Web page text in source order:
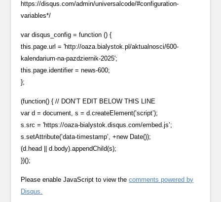
https://disqus.com/admin/universalcode/#configuration-
variables*/
var disqus_config = function () {
this.page.url = 'http://oaza.bialystok.pl/aktualnosci/600-
kalendarium-na-pazdziernik-2025′;
this.page.identifier = news-600;
};
(function() { // DON’T EDIT BELOW THIS LINE
var d = document, s = d.createElement(’script’);
s.src = 'https://oaza-bialystok.disqus.com/embed.js’;
s.setAttribute(’data-timestamp’, +new Date());
(d.head || d.body).appendChild(s);
})();
Please enable JavaScript to view thecomments powered by
Disqus.